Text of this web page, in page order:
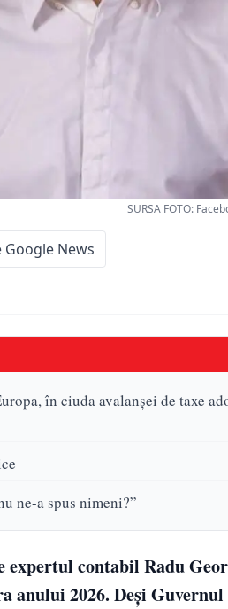
SURSA FOTO:
News
în ciuda avalanșei de taxe
ne-a spus nimeni?”
contabil Radu
anului 2026. Deși